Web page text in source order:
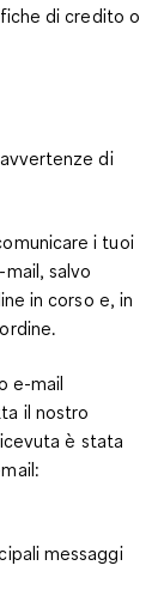
di credito o
di
i tuoi
salvo
in corso e, in
e-mail
il nostro
è stata
messaggi